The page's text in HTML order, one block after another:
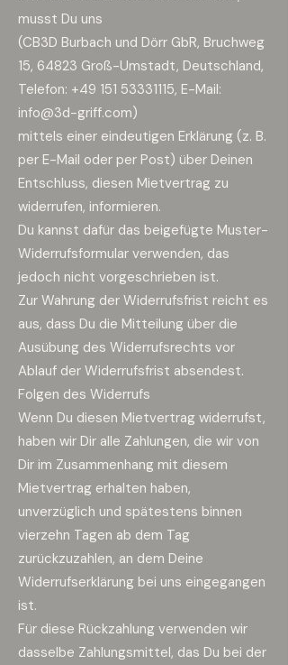
musst Du uns
(CB3D Burbach und Dörr GbR, Bruchweg
15, 64823 Groß-Umstadt, Deutschland,
Telefon: +49 151 53331115, E-Mail:
info@3d-griff.com)
mittels einer eindeutigen Erklärung (z. B.
per E-Mail oder per Post) über Deinen
Entschluss, diesen Mietvertrag zu
widerrufen, informieren.
Du kannst dafür das beigefügte Muster-
Widerrufsformular verwenden, das
jedoch nicht vorgeschrieben ist.
Zur Wahrung der Widerrufsfrist reicht es
aus, dass Du die Mitteilung über die
Ausübung des Widerrufsrechts vor
Ablauf der Widerrufsfrist absendest.
Folgen des Widerrufs
Wenn Du diesen Mietvertrag widerrufst,
haben wir Dir alle Zahlungen, die wir von
Dir im Zusammenhang mit diesem
Mietvertrag erhalten haben,
unverzüglich und spätestens binnen
vierzehn Tagen ab dem Tag
zurückzuzahlen, an dem Deine
Widerrufserklärung bei uns eingegangen
ist.
Für diese Rückzahlung verwenden wir
dasselbe Zahlungsmittel, das Du bei der